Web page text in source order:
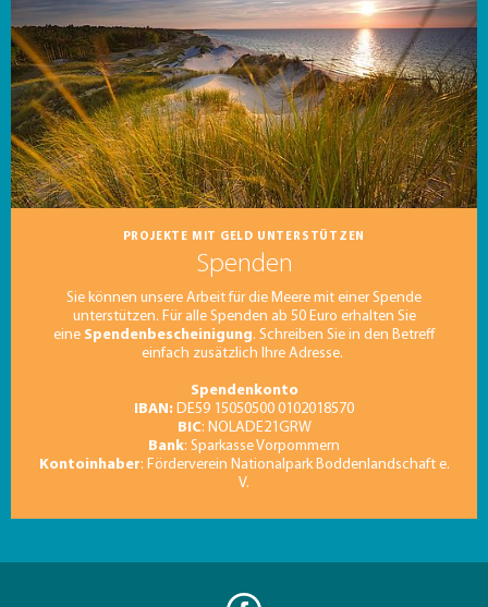
PROJEKTE MIT GELD UNTERSTÜTZEN
Spenden
Sie können unsere Arbeit für die Meere mit einer Spende
unterstützen. Für alle Spenden ab 50 Euro erhalten Sie
eine Spendenbescheinigung. Schreiben Sie in den Betreff
einfach zusätzlich Ihre Adresse.
Spendenkonto
IBAN: DE59 15050500 0102018570
BIC: NOLADE21GRW
Bank: Sparkasse Vorpommern
Kontoinhaber: Förderverein Nationalpark Boddenlandschaft e.
V.